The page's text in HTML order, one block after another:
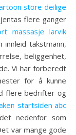
store deilige
flere ganger
massasje larvik
takstmann,
beliggenhet,
Vi har forberedt
for å kunne
flere bedrifter og
startsiden abc
nedenfor som
var mange gode